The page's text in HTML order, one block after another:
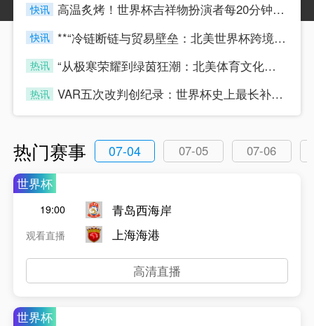
快讯
高温炙烤！世界杯吉祥物扮演者每20分钟须换人
快讯
**“冷链断链与贸易壁垒：北美世界杯跨境物流的困局与重塑路径”**
热讯
“从极寒荣耀到绿茵狂潮：北美体育文化的双面叙事”
热讯
VAR五次改判创纪录：世界杯史上最长补时达23分钟
热门赛事 07-04 07-05
07-06
世界杯
19:00
观看直播
青岛西海岸
上海海港
高清直播
世界杯